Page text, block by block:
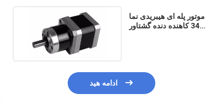
موتور پله ای هیبریدی نما
34 کاهنده دنده گشتاور
ادامه هید